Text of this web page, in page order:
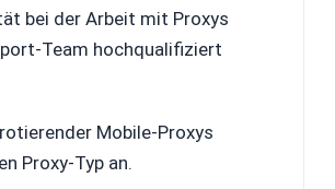
bei der Arbeit mit Proxys
Team hochqualifiziert
Mobile-Proxys
Proxy-Typ an.